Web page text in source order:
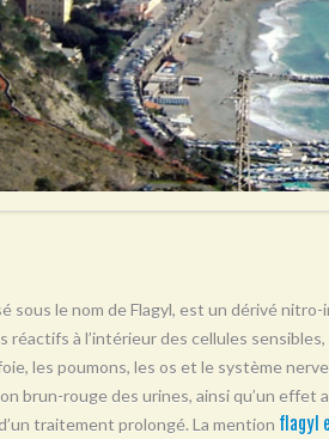
sous le nom de Flagyl, est un dérivé
à l’intérieur des cellules
les poumons, les os et le système
brun-rouge des urines, ainsi qu’un effet
traitement prolongé. La mention flagyl